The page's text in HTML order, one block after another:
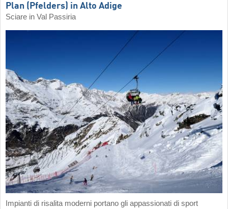
Plan (Pfelders) in Alto Adige
Sciare in Val Passiria
Impianti di risalita moderni portano gli appassionati di sport